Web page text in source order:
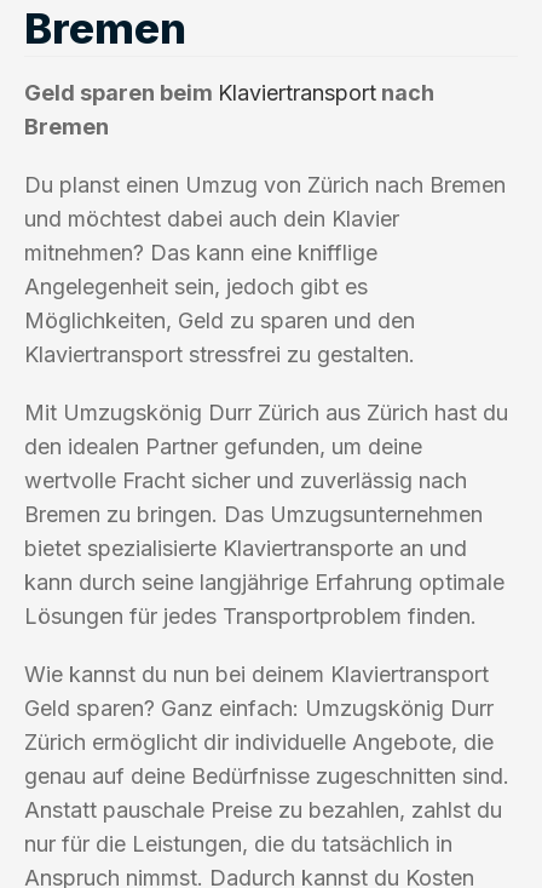
Bremen
Geld sparen beim Klaviertransport nach
Bremen
Du planst einen Umzug von Zürich nach Bremen
und möchtest dabei auch dein Klavier
mitnehmen? Das kann eine knifflige
Angelegenheit sein, jedoch gibt es
Möglichkeiten, Geld zu sparen und den
Klaviertransport stressfrei zu gestalten.
Mit Umzugskönig Durr Zürich aus Zürich hast du
den idealen Partner gefunden, um deine
wertvolle Fracht sicher und zuverlässig nach
Bremen zu bringen. Das Umzugsunternehmen
bietet spezialisierte Klaviertransporte an und
kann durch seine langjährige Erfahrung optimale
Lösungen für jedes Transportproblem finden.
Wie kannst du nun bei deinem Klaviertransport
Geld sparen? Ganz einfach: Umzugskönig Durr
Zürich ermöglicht dir individuelle Angebote, die
genau auf deine Bedürfnisse zugeschnitten sind.
Anstatt pauschale Preise zu bezahlen, zahlst du
nur für die Leistungen, die du tatsächlich in
Anspruch nimmst. Dadurch kannst du Kosten